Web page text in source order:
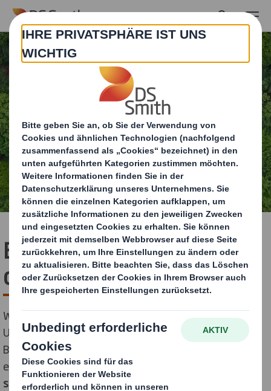
Skip to main content
Erfahren Sie mehr über
die Kreislaufwirtschaft
Wir brauchen einen neuen Ansatz für Verpackungen.
Und haben einen Bedarf an starker Führung in unserer
Branche. Das ist es, was uns antreibt und warum wir
ein gemeinsames Ziel haben: ‚
sich wandelnde Welt neu zu definieren